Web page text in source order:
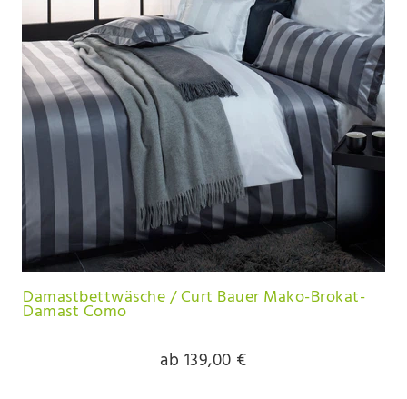
Damastbettwäsche / Curt Bauer Mako-Brokat-
Damast Como
ab 139,00 €